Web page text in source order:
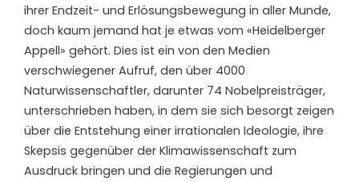
ihrer Endzeit- und Erlösungsbewegung in aller Munde,
doch kaum jemand hat je etwas vom «Heidelberger
Appell» gehört. Dies ist ein von den Medien
verschwiegener Aufruf, den über 4000
Naturwissenschaftler, darunter 74 Nobelpreisträger,
unterschrieben haben, in dem sie sich besorgt zeigen
über die Entstehung einer irrationalen Ideologie, ihre
Skepsis gegenüber der Klimawissenschaft zum
Ausdruck bringen und die Regierungen und